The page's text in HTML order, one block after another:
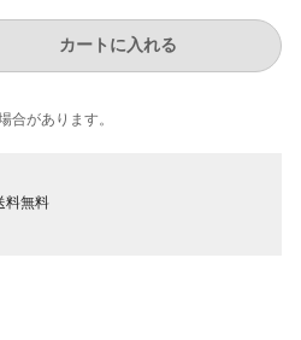
カートに入れる
が​あります。
料無料